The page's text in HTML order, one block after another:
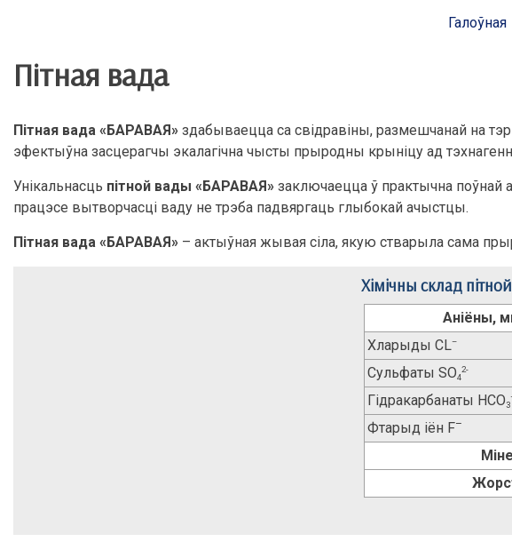
Галоўная
Пітная вада
Пітная вада «БАРАВАЯ» здабываецца са свідравіны, размешчанай на
эфектыўна засцерагчы экалагічна чысты прыродны крыніцу ад
Унікальнасць пітной вады «БАРАВАЯ» заключаецца ў практычна поўнай
працэсе вытворчасці ваду не трэба падвяргаць глыбокай ачыстцы.
Пітная вада «БАРАВАЯ» – актыўная жывая сіла, якую стварыла сама
Хімічны склад
Аніёны,
Хларыды CL–
Сульфаты SO4
2-
Гідракарбанаты HCO3
Фтарыд іён F–